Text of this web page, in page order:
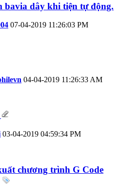
bavia dây khi tiện tự động.
07-04-2019 11:26:03 PM
04-04-2019 11:26:33 AM
03-04-2019 04:59:34 PM
chương trình G Code